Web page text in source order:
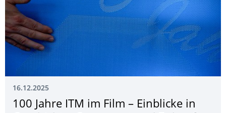
16.12.2025
100 Jahre ITM im Film – Einblicke in